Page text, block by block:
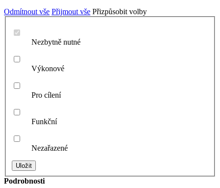
Odmítnout vše Přijmout vše Přizpůsobit volby
Nezbytně nutné
Výkonové
Pro cílení
Funkční
Nezařazené
Podrobnosti